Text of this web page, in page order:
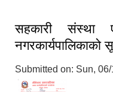
सहकारी संस्था
नगरकार्यपालिकाको
Submitted on: Sun,